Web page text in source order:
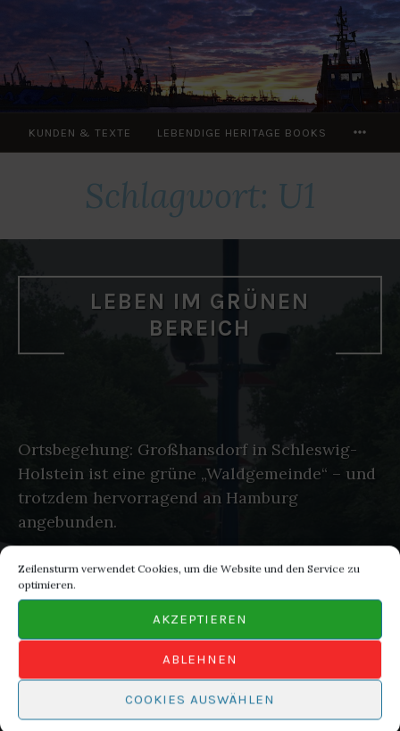
Zeilensturm verwendet Cookies, um die Website und den Service zu
optimieren.
AKZEPTIEREN
ABLEHNEN
COOKIES AUSWÄHLEN
springen
KUNDEN & TEXTE LEBENDIGE HERITAGE BOOKS
Schlagwort: U1
LEBEN IM GRÜNEN
BEREICH
Ortsbegehung: Großhansdorf in Schleswig-
Holstein ist eine grüne „Waldgemeinde“ – und
trotzdem hervorragend an Hamburg
angebunden.